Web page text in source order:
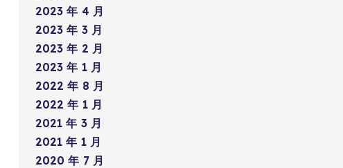
2023 年 4 月
2023 年 3 月
2023 年 2 月
2023 年 1 月
2022 年 8 月
2022 年 1 月
2021 年 3 月
2021 年 1 月
2020 年 7 月